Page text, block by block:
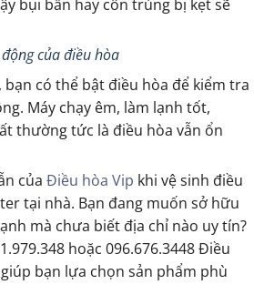
bụi bẩn hay côn trùng bị kẹt sẽ
của điều hòa
bạn có thể bật điều hòa để kiểm tra
Máy chạy êm, làm lạnh tốt,
thường tức là điều hòa vẫn ổn
của Điều hòa Vip khi vệ sinh điều
tại nhà. Bạn đang muốn sở hữu
mà chưa biết địa chỉ nào uy tín?
hoặc 096.676.3448 Điều
bạn lựa chọn sản phẩm phù